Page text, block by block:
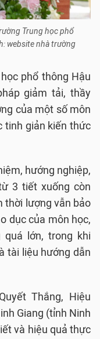
Trung học phổ
website nhà trường
phổ thông Hậu
giảm tải, thầy
của một số môn
tinh giản kiến thức
hướng nghiệp,
3 tiết xuống còn
thời lượng vẫn bảo
dục của môn học,
lớn, trong khi
tài liệu hướng dẫn
Thắng, Hiệu
Giang (tỉnh Ninh
và hiệu quả thực